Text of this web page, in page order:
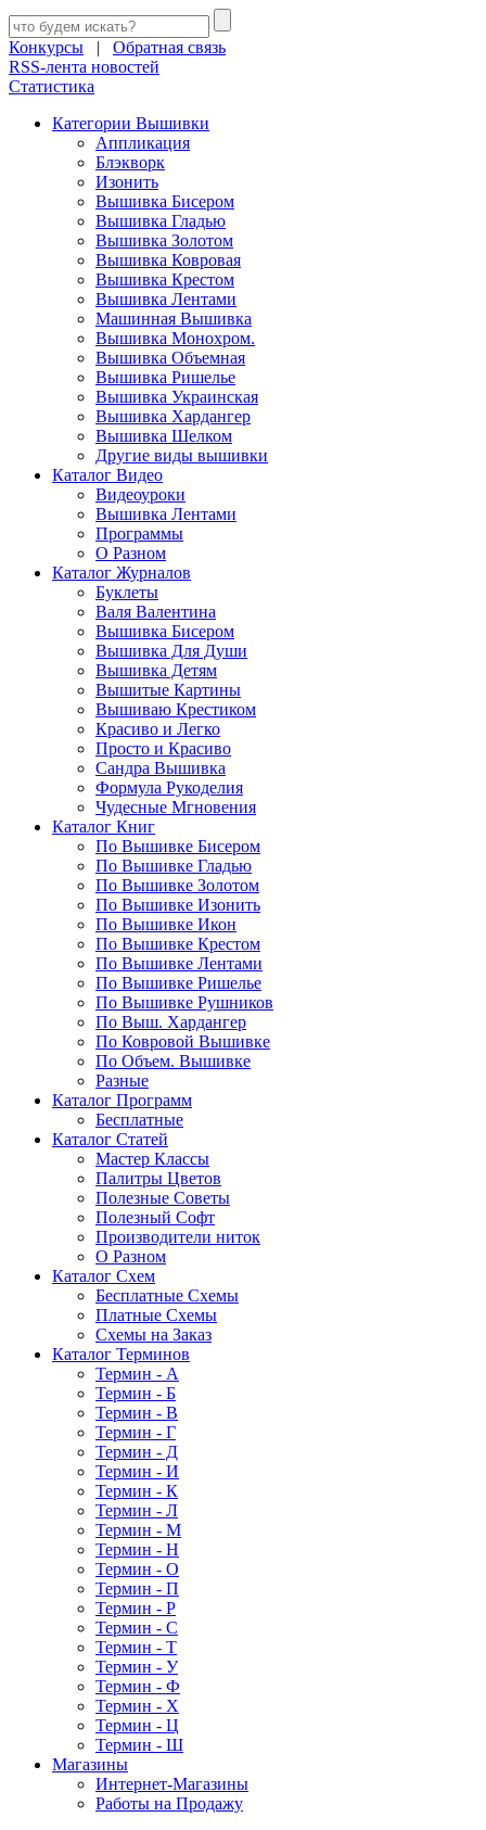
Конкурсы | Обратная связь
RSS-лента новостей
Статистика
Категории Вышивки
Аппликация
Блэкворк
Изонить
Вышивка Бисером
Вышивка Гладью
Вышивка Золотом
Вышивка Ковровая
Вышивка Крестом
Вышивка Лентами
Машинная Вышивка
Вышивка Монохром.
Вышивка Объемная
Вышивка Ришелье
Вышивка Украинская
Вышивка Хардангер
Вышивка Шелком
Другие виды вышивки
Каталог Видео
Видеоуроки
Вышивка Лентами
Программы
О Разном
Каталог Журналов
Буклеты
Валя Валентина
Вышивка Бисером
Вышивка Для Души
Вышивка Детям
Вышитые Картины
Вышиваю Крестиком
Красиво и Легко
Просто и Красиво
Сандра Вышивка
Формула Рукоделия
Чудесные Мгновения
Каталог Книг
По Вышивке Бисером
По Вышивке Гладью
По Вышивке Золотом
По Вышивке Изонить
По Вышивке Икон
По Вышивке Крестом
По Вышивке Лентами
По Вышивке Ришелье
По Вышивке Рушников
По Выш. Хардангер
По Ковровой Вышивке
По Объем. Вышивке
Разные
Каталог Программ
Бесплатные
Каталог Статей
Мастер Классы
Палитры Цветов
Полезные Советы
Полезный Софт
Производители ниток
О Разном
Каталог Схем
Бесплатные Схемы
Платные Схемы
Схемы на Заказ
Каталог Терминов
Термин - А
Термин - Б
Термин - В
Термин - Г
Термин - Д
Термин - И
Термин - К
Термин - Л
Термин - М
Термин - Н
Термин - О
Термин - П
Термин - Р
Термин - С
Термин - Т
Термин - У
Термин - Ф
Термин - Х
Термин - Ц
Термин - Ш
Магазины
Интернет-Магазины
Работы на Продажу